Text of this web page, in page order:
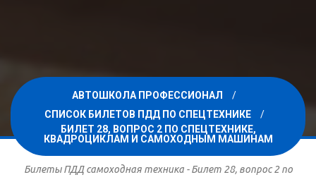
АВТОШКОЛА ПРОФЕССИОНАЛ
СПИСОК БИЛЕТОВ ПДД ПО СПЕЦТЕХНИКЕ
БИЛЕТ 28, ВОПРОС 2 ПО СПЕЦТЕХНИКЕ,
КВАДРОЦИКЛАМ И САМОХОДНЫМ МАШИНАМ
Билеты ПДД самоходная техника - Билет 28, вопрос 2 по